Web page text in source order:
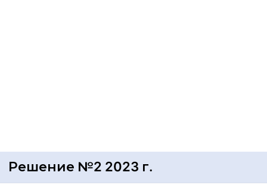
Решение №2 2023 г.